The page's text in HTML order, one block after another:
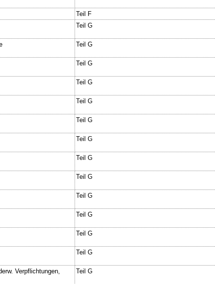
Teil F
Teil G
Teil G
Teil G
Teil G
Teil G
Teil G
Teil G
Teil G
Teil G
Teil G
Teil G
Teil G
Teil G
Verpflichtungen,
Teil G